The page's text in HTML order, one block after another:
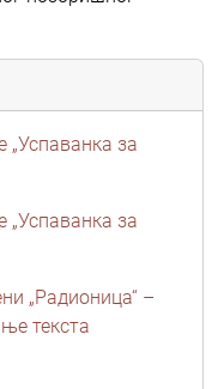
„Успаванка за
„Успаванка за
„Радионица“ –
текста